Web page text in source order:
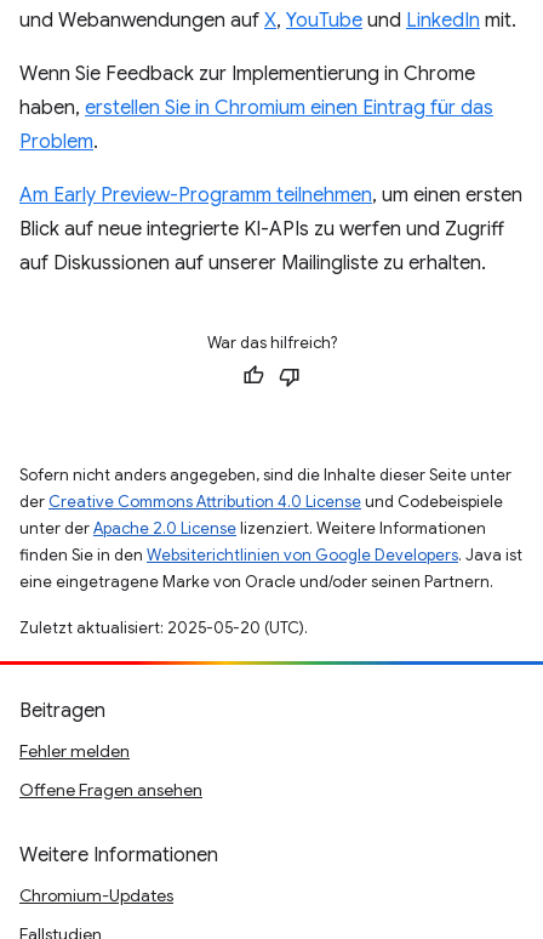
und Webanwendungen auf X, YouTube und LinkedIn mit.
Wenn Sie Feedback zur Implementierung in Chrome
haben, erstellen Sie in Chromium einen Eintrag für das
Problem.
Am Early Preview-Programm teilnehmen, um einen ersten
Blick auf neue integrierte KI-APIs zu werfen und Zugriff
auf Diskussionen auf unserer Mailingliste zu erhalten.
War das hilfreich?
Sofern nicht anders angegeben, sind die Inhalte dieser Seite unter
der Creative Commons Attribution 4.0 Licenseund Codebeispiele
unter derApache 2.0 Licenselizenziert. Weitere Informationen
finden Sie in den Websiterichtlinien von Google Developers. Java ist
eine eingetragene Marke von Oracle und/oder seinen Partnern.
Zuletzt aktualisiert: 2025-05-20 (UTC).
Beitragen
Fehler melden
Offene Fragen ansehen
Weitere Informationen
Chromium-Updates
Fallstudien